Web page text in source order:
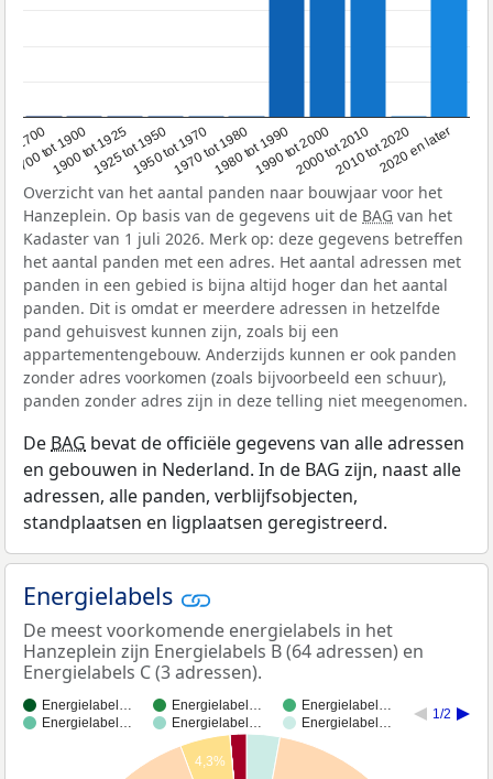
1700
1700 tot 1900
1900 tot 19251925 tot 19501950 tot 19701970 tot 19801980 tot 19901990 tot 20002000 tot 20102010 tot 20202020 en later
Overzicht van het aantal panden naar bouwjaar voor het
Hanzeplein. Op basis van de gegevens uit de BAG van het
Kadaster van 1 juli 2026. Merk op: deze gegevens betreffen
het aantal panden met een adres. Het aantal adressen met
panden in een gebied is bijna altijd hoger dan het aantal
panden. Dit is omdat er meerdere adressen in hetzelfde
pand gehuisvest kunnen zijn, zoals bij een
appartementengebouw. Anderzijds kunnen er ook panden
zonder adres voorkomen (zoals bijvoorbeeld een schuur),
panden zonder adres zijn in deze telling niet meegenomen.
De BAG bevat de officiële gegevens van alle adressen
en gebouwen in Nederland. In de BAG zijn, naast alle
adressen, alle panden, verblijfsobjecten,
standplaatsen en ligplaatsen geregistreerd.
Energielabels
De meest voorkomende energielabels in het
Hanzeplein zijn Energielabels B (64 adressen) en
Energielabels C (3 adressen).
Energielabel… Energielabel…
Energielabel…
Energielabel…
Energielabel… Energielabel…
1/2
4,3%